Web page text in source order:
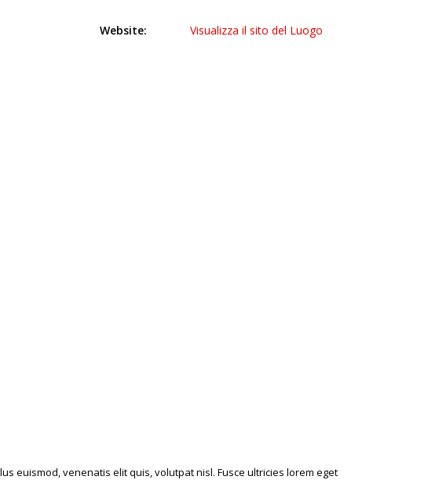
Website: Visualizza il sito del Luogo
euismod, venenatis elit quis, volutpat nisl. Fusce ultricies lorem eget